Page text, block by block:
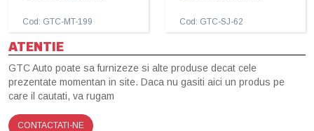
Cod: GTC-MT-199 Cod: GTC-SJ-62
ATENTIE
GTC Auto poate sa furnizeze si alte produse decat cele
prezentate momentan in site. Daca nu gasiti aici un produs pe
care il cautati, va rugam
CONTACTATI-NE